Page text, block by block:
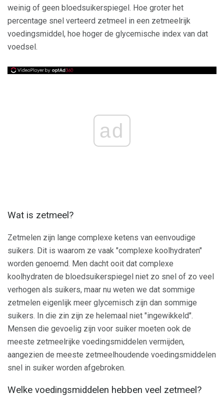
weinig of geen bloedsuikerspiegel. Hoe groter het
percentage snel verteerd zetmeel in een zetmeelrijk
voedingsmiddel, hoe hoger de glycemische index van dat
voedsel.
ad
Wat is zetmeel?
Zetmelen zijn lange complexe ketens van eenvoudige
suikers. Dit is waarom ze vaak "complexe koolhydraten"
worden genoemd. Men dacht ooit dat complexe
koolhydraten de bloedsuikerspiegel niet zo snel of zo veel
verhogen als suikers, maar nu weten we dat sommige
zetmelen eigenlijk meer glycemisch zijn dan sommige
suikers. In die zin zijn ze helemaal niet "ingewikkeld".
Mensen die gevoelig zijn voor suiker moeten ook de
meeste zetmeelrijke voedingsmiddelen vermijden,
aangezien de meeste zetmeelhoudende voedingsmiddelen
snel in suiker worden afgebroken.
Welke voedingsmiddelen hebben veel zetmeel?